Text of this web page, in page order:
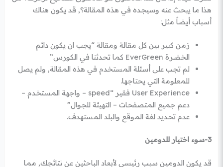
هذا ما يبحث عنه وسيجده في هذه المقالة؟, قد يكون هناك
أسباب أيضاً مثل:
زمن كبير بين كل مقالة ومقالة “يجب ان يكون دائم
الخضرة EverGreen كما تحدثنا في الكورس”
لم تجب على أسئلة المستخدم في هذه المقالة, ولم يصل
للمعلومة التي يحتاجها.
User Experience فقير “speed – واجهة المستخدم –
دعم جميع المتصفحات – التهيئة للجوال”
عدم تحديد لغة الموقع والبلد المستهدف.
3-سوء اختيار للدومين
قد يكون الدومين سبب رئيسي لأبعاد الباحثين عن نتائجك, مما